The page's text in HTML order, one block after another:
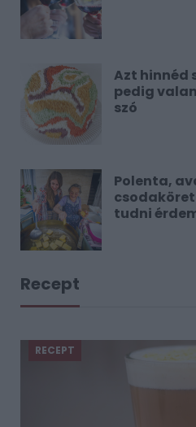
Azt hinnéd
pedig
szó
Polenta,
tudni
Recept
RECEPT